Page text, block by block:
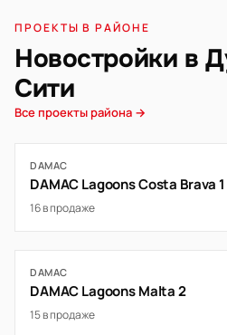
ПРОЕКТЫ В РАЙОНЕ
Новостройки в
Сити
Все проекты района →
DAMAC
DAMAC Lagoons Costa Brava 1
16 в продаже
DAMAC
DAMAC Lagoons Malta 2
15 в продаже